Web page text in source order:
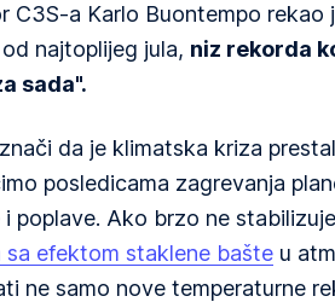
C3S-a Karlo Buontempo rekao
najtoplijeg jula, niz rekorda
sada".
da je klimatska kriza
posledicama zagrevanja
i poplave. Ako brzo ne
sa efektom staklene bašte u
ne samo nove temperaturne